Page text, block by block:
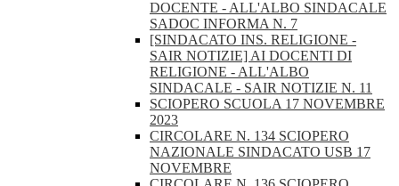
DOCENTE - ALL'ALBO SINDACALE
SADOC INFORMA N. 7
[SINDACATO INS. RELIGIONE -
SAIR NOTIZIE] AI DOCENTI DI
RELIGIONE - ALL'ALBO
SINDACALE - SAIR NOTIZIE N. 11
SCIOPERO SCUOLA 17 NOVEMBRE
2023
CIRCOLARE N. 134 SCIOPERO
NAZIONALE SINDACATO USB 17
NOVEMBRE